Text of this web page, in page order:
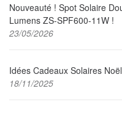
Nouveauté ! Spot Solaire
Lumens ZS-SPF600-11W !
23/05/2026
Idées Cadeaux Solaires
18/11/2025